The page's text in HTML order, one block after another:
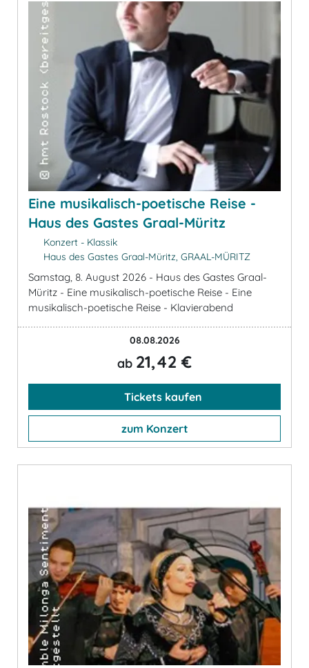
Eine musikalisch-poetische Reise -
Haus des Gastes Graal-Müritz
Konzert - Klassik
Haus des Gastes Graal-Müritz, GRAAL-MÜRITZ
Samstag, 8. August 2026 - Haus des Gastes Graal-
Müritz - Eine musikalisch-poetische Reise - Eine
musikalisch-poetische Reise - Klavierabend
08.08.2026
ab 21,42 €
Tickets kaufen
zum Konzert